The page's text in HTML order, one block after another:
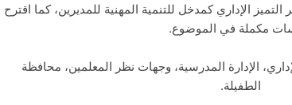
التميز الإداري كمدخل للتنمية المهنية للمديرين، كما اقترح
مكملة في الموضوع.
الإدارة المدرسية، وجهات نظر المعلمين، محافظة
الطفيلة.